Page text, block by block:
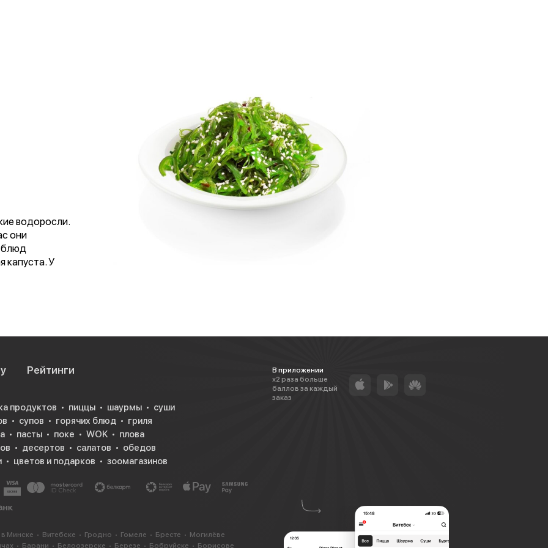
водоросли.
они
блюд
капуста. У
нет запаха
от старого
яркими,
ароматом.
—
Бегите
Рейтинги
В приложении
х2 раза больше
баллов за каждый
заказ
продуктов пиццы шаурмы
суши
супов горячих блюд
гриля
пасты поке WOK
плова
десертов салатов
обедов
цветов и подарков зоомагазинов
Минске Витебске Гродно Гомеле Бресте
Могилёве
Барани Белоозерске Березе Бобруйске Борисове